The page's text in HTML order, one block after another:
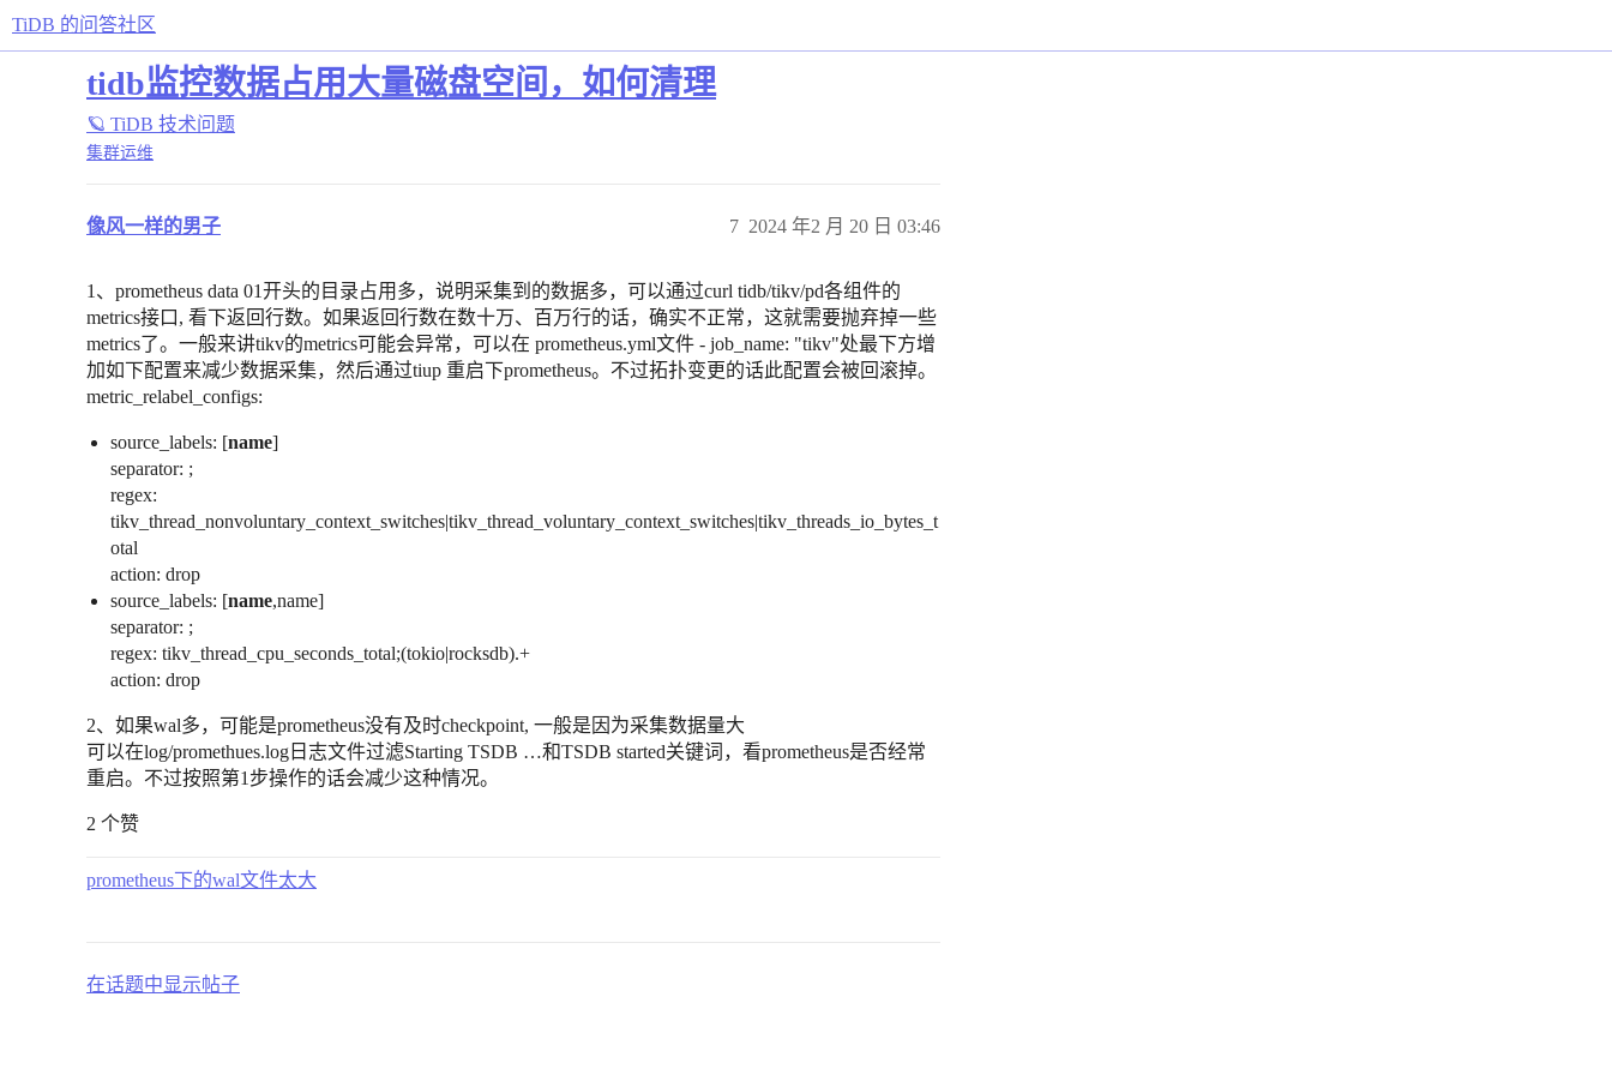
TiDB 的问答社区
tidb监控数据占用大量磁盘空间，如何清理
🪐 TiDB 技术问题
集群运维
像风一样的男子 2024 年2 月 20 日 03:46
7
1、prometheus data 01开头的目录占用多，说明采集到的数据多，可以通过curl tidb/tikv/pd各组件的
metrics接口, 看下返回行数。如果返回行数在数十万、百万行的话，确实不正常，这就需要抛弃掉一些
metrics了。一般来讲tikv的metrics可能会异常，可以在 prometheus.yml文件 - job_name: "tikv"处最下方增
加如下配置来减少数据采集，然后通过tiup 重启下prometheus。不过拓扑变更的话此配置会被回滚掉。
metric_relabel_configs:
source_labels: [name]
separator: ;
regex:
tikv_thread_nonvoluntary_context_switches|tikv_thread_voluntary_context_switches|tikv_threads_io_bytes_t
otal
action: drop
source_labels: [name,name]
separator: ;
regex: tikv_thread_cpu_seconds_total;(tokio|rocksdb).+
action: drop
2、如果wal多，可能是prometheus没有及时checkpoint, 一般是因为采集数据量大
可以在log/promethues.log日志文件过滤Starting TSDB …和TSDB started关键词，看prometheus是否经常
重启。不过按照第1步操作的话会减少这种情况。
2 个赞
prometheus下的wal文件太大
在话题中显示帖子